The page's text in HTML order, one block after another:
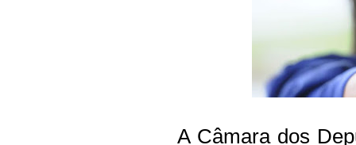
A Câmara dos